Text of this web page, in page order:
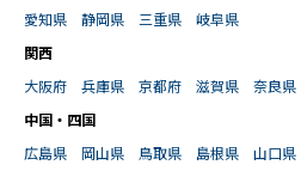
愛知県
静岡県 三重県
岐阜県
関西
大阪府
兵庫県 京都府 滋賀県 奈良県
中国・四国
広島県
岡山県 鳥取県 島根県 山口県